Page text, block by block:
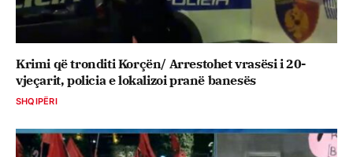
Krimi që tronditi Korçën/ Arrestohet vrasësi i 20-
vjeçarit, policia e lokalizoi pranë banesës
SHQIPËRI